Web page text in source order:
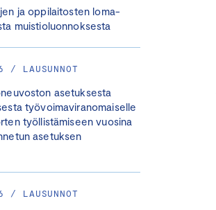
ja oppilaitosten loma-
muistioluonnoksesta
LAUSUNNOT
asetuksesta
työvoimaviranomaiselle
työllistämiseen vuosina
asetuksen
LAUSUNNOT